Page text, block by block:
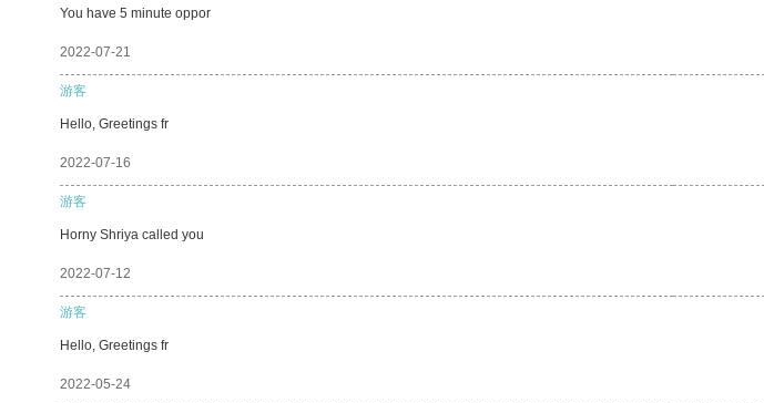
You have 5 minute oppor
2022-07-21
游客
Hello, Greetings fr
2022-07-16
游客
Horny Shriya called you
2022-07-12
游客
Hello, Greetings fr
2022-05-24